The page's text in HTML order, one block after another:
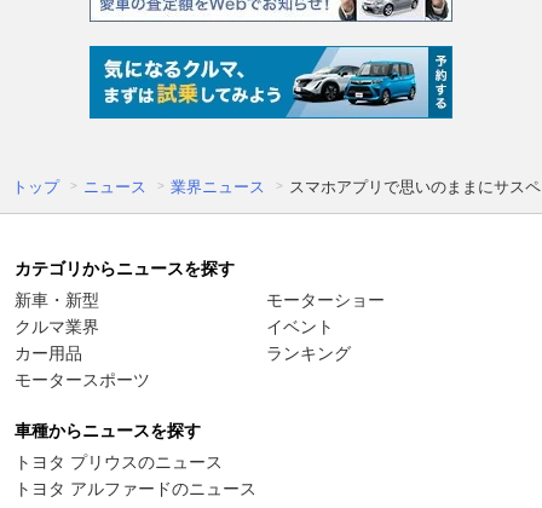
トップ ニュース 業界ニュース スマホアプリで思いのままにサス
カテゴリからニュースを探す
新車・新型
クルマ業界
カー用品
モータースポーツ
モーターショー
イベント
ランキング
車種からニュースを探す
トヨタ プリウスのニュース
トヨタ アルファードのニュース